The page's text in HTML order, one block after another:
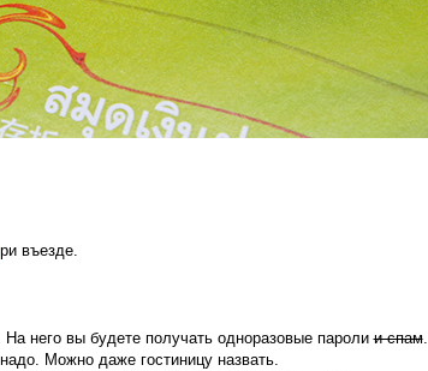
въезде.
него вы будете получать одноразовые паролии спам.
Можно даже гостиницу назвать.